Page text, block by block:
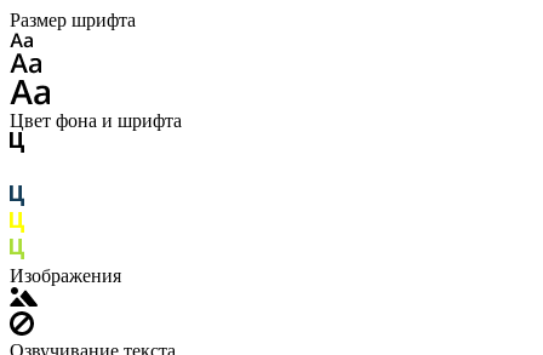
Размер шрифта
Цвет фона и шрифта
Изображения
Озвучивание текста